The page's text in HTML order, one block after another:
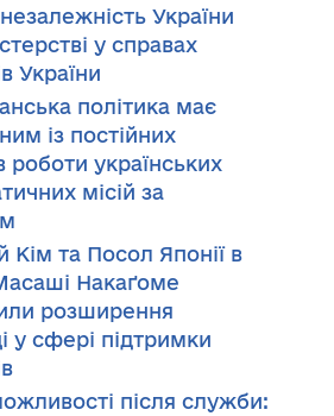
України
у справах
України
політика має
із постійних
роботи українських
місій за
Кім та Посол Японії в
Накаґоме
розширення
у сфері підтримки
після служби: